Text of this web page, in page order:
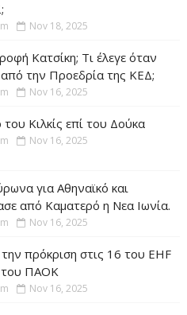
Nov 18, 2025
Κατσίκη; Τι έλεγε όταν
από την Προεδρία της ΚΕΔ;
Nov 16, 2025
Κιλκίς επί του Δούκα
Nov 16, 2025
για Αθηναϊκό και
από Καματερό η Νεα Ιωνία.
Nov 16, 2025
πρόκριση στις 16 του EHF
του ΠΑΟΚ
Nov 16, 2025